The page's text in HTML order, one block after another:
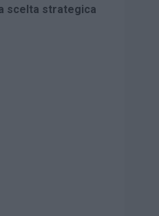
scelta strategica